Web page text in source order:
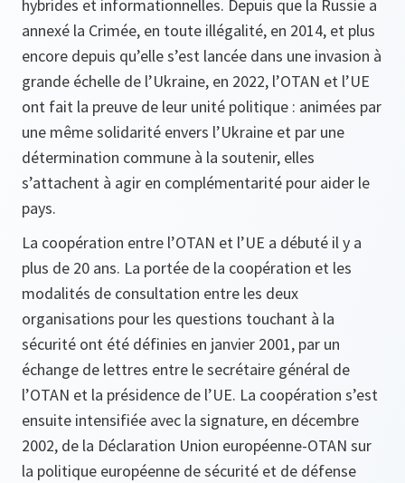
hybrides et informationnelles. Depuis que la Russie a
annexé la Crimée, en toute illégalité, en 2014, et plus
encore depuis qu’elle s’est lancée dans une invasion à
grande échelle de l’Ukraine, en 2022, l’OTAN et l’UE
ont fait la preuve de leur unité politique : animées par
une même solidarité envers l’Ukraine et par une
détermination commune à la soutenir, elles
s’attachent à agir en complémentarité pour aider le
pays.
La coopération entre l’OTAN et l’UE a débuté il y a
plus de 20 ans. La portée de la coopération et les
modalités de consultation entre les deux
organisations pour les questions touchant à la
sécurité ont été définies en janvier 2001, par un
échange de lettres entre le secrétaire général de
l’OTAN et la présidence de l’UE. La coopération s’est
ensuite intensifiée avec la signature, en décembre
2002, de la Déclaration Union européenne-OTAN sur
la politique européenne de sécurité et de défense